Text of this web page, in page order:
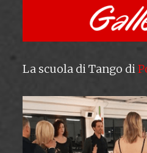
La scuola di Tango di